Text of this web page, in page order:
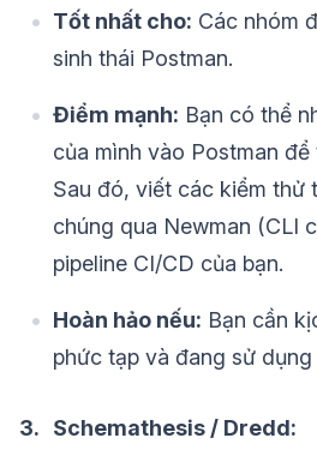
Tốt nhất cho: Các nhóm
sinh thái Postman.
Điểm mạnh: Bạn có thể
của mình vào Postman
Sau đó, viết các kiểm thử
chúng qua Newman (CLI
pipeline CI/CD của bạn.
Hoàn hảo nếu: Bạn cần
phức tạp và đang sử dụng
3. Schemathesis / Dredd: